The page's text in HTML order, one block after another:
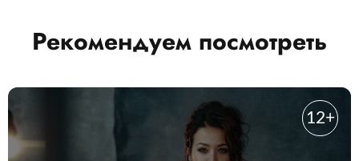
Рекомендуем посмотреть
12+